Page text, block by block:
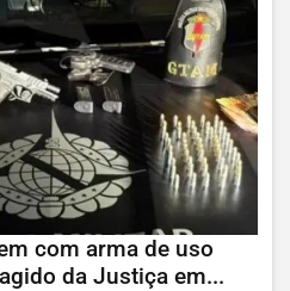
com arma de uso
da Justiça em...